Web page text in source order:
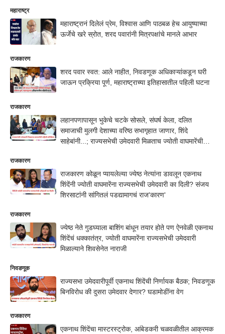
महाराष्ट्र
महाराष्ट्रानं दिलेलं प्रेम, विश्वास आणि पाठबळ हेच आयुष्याच्या
ऊर्जेचे खरे स्रोत, शरद पवारांनी मित्रपक्षांचे मानले आभार
राजकारण
शरद पवार स्वत: आले नाहीत, निवडणूक अधिकाऱ्यांकडून घरी
जाऊन प्रक्रिया पूर्ण, महाराष्ट्राच्या इतिहासातील पहिली घटना
राजकारण
लहानपणापासून भुकेचे चटके सोसले, संघर्ष केला, दलित
समाजाची मुलगी देशाच्या वरिष्ठ सभागृहात जाणार, शिंदे
साहेबांनी...; राज्यसभेची उमेदवारी मिळताच ज्योती वाघमारेंची
राजकारण
राजकारण कोळून प्यायलेल्या ज्येष्ठ नेत्यांना डावलून एकनाथ
शिंदेंनी ज्योती वाघमारेंना राज्यसभेची उमेदवारी का दिली? संजय
शिरसाटांनी सांगितलं पडद्यामागचं राज'कारण'
राजकारण
ज्येष्ठ नेते गुडघ्याला बाशिंग बांधून तयार होते पण ऐनवेळी एकनाथ
शिंदेंचं धक्कातंत्र, ज्योती वाघमारेंना राज्यसभेची उमेदवारी
मिळाल्याने शिवसेनेत नाराजी
निवडणूक
राज्यसभा उमेदवारीपूर्वी एकनाथ शिंदेंची निर्णायक बैठक; निवडणूक
बिनविरोध की दुसरा उमेदवार देणार? घडामोडींना वेग
राजकारण
एकनाथ शिंदेंचा मास्टरस्ट्रोक, आंबेडकरी चळवळीतील आक्रमक